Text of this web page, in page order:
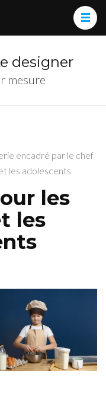
designer
mesure
encadré par le chef
les adolescents
les
les